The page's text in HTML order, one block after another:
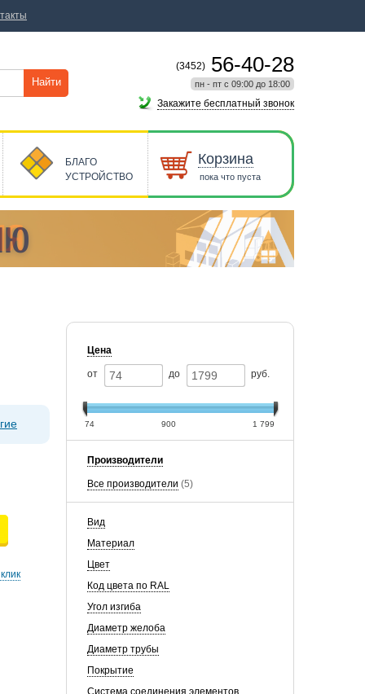
Цена
от до руб.
74 1 799
900
Производители
Все производители (5)
Вид
Материал
Цвет
Код цвета по RAL
Угол изгиба
Диаметр желоба
Диаметр трубы
Покрытие
Система соединения элементов
Найти
(3452) 56-40-28
пн - пт с 09:00 до 18:00
Закажите бесплатный звонок
БЛАГО
УСТРОЙСТВО
Корзина
пока что пуста